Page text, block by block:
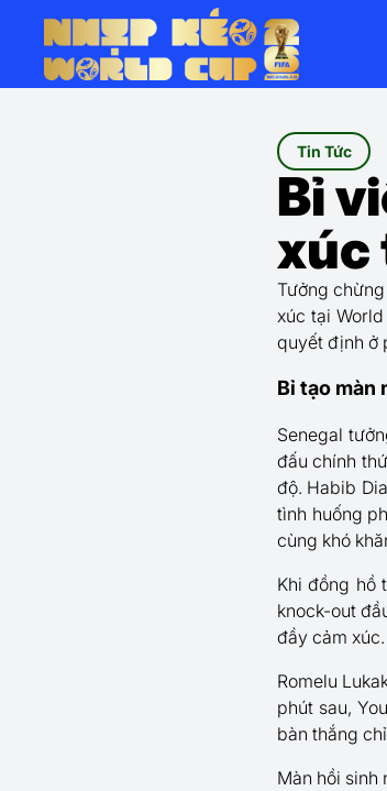
Tin Tức
Bỉ
xúc
Tưởng
xúc tại
quyết định ở
Bỉ tạo màn
Senegal
đấu chính
độ. Habib
tình huống
cùng khó
Khi đồng hồ
knock-out
đầy cảm xúc.
Romelu
phút sau,
bàn thắng
Màn hồi sinh